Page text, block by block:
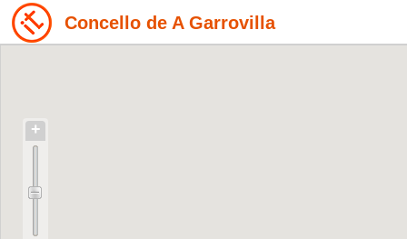
Concello de A Garrovilla
+